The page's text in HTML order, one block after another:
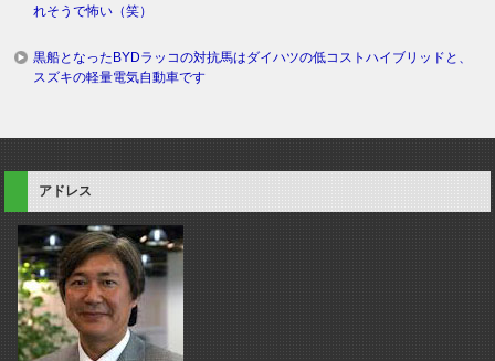
れそうで怖い（笑）
黒船となったBYDラッコの対抗馬はダイハツの低コストハイブリッドと、
スズキの軽量電気自動車です
アドレス